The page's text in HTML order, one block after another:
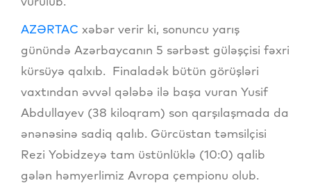
AZƏRTAC xəbər verir ki, sonuncu yarış
günündə Azərbaycanın 5 sərbəst güləşçisi fəxri
kürsüyə qalxıb. Finaladək bütün görüşləri
vaxtından əvvəl qələbə ilə başa vuran Yusif
Abdullayev (38 kiloqram) son qarşılaşmada da
ənənəsinə sadiq qalıb. Gürcüstan təmsilçisi
Rezi Yobidzeyə tam üstünlüklə (10:0) qalib
gələn həmyerlimiz Avropa çempionu olub.